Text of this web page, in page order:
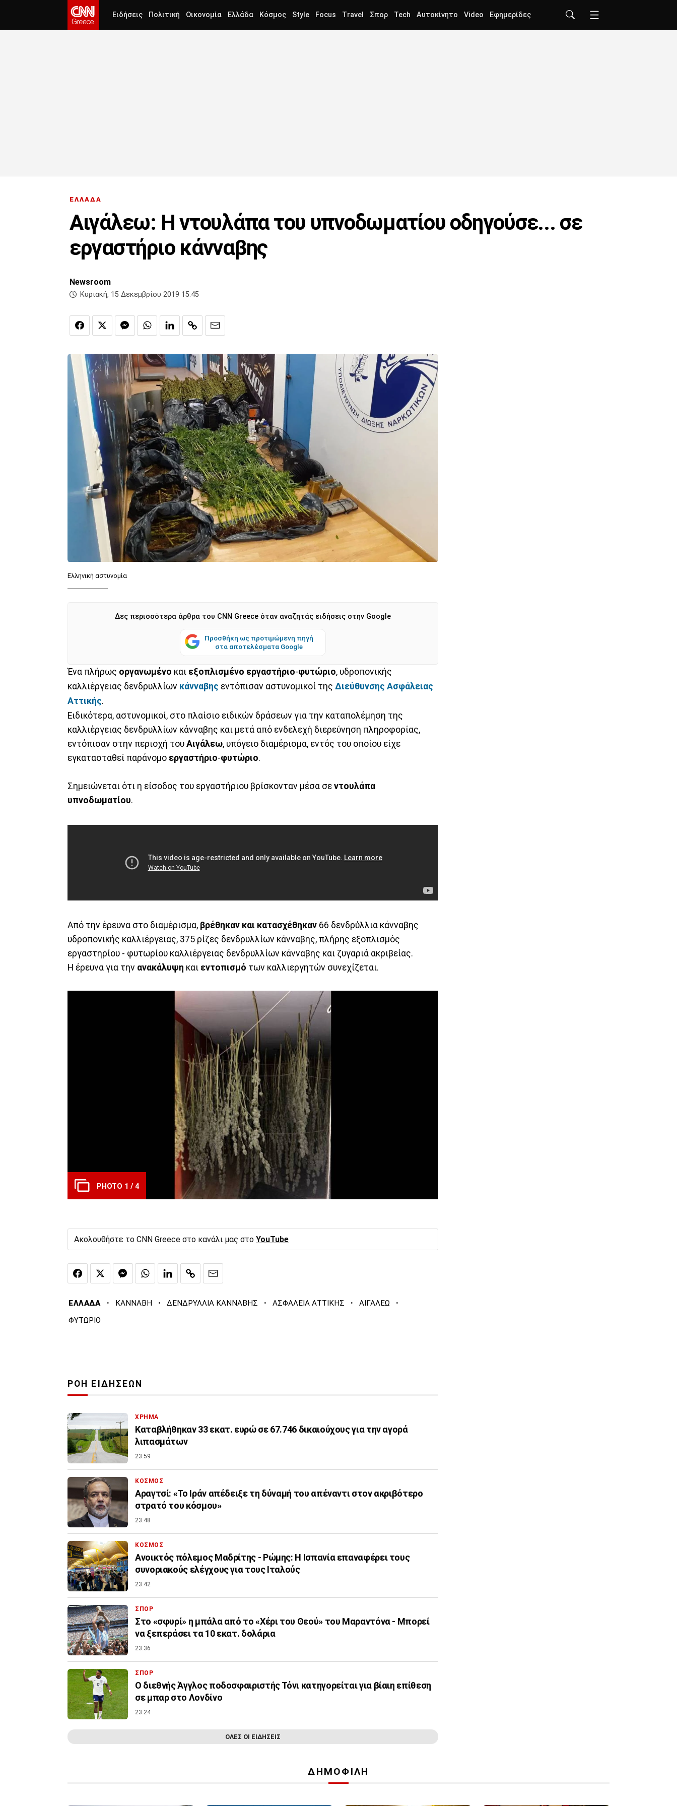
Ειδήσεις Πολιτική Οικονομία Ελλάδα Κόσμος Style Focus Travel Σπορ Tech Αυτοκίνητο Video Εφημερίδες
ΕΛΛΑΔΑ
Αιγάλεω: Η ντουλάπα του υπνοδωματίου οδηγούσε... σε
εργαστήριο κάνναβης
Newsroom
Κυριακή, 15 Δεκεμβρίου 2019 15:45
Ελληνική αστυνομία
Δες περισσότερα άρθρα του CNN Greece όταν αναζητάς ειδήσεις στην Google
Προσθήκη ως προτιμώμενη πηγή
στα αποτελέσματα Google
Ένα πλήρως οργανωμένο και εξοπλισμένο εργαστήριο-φυτώριο, υδροπονικής
καλλιέργειας δενδρυλλίων κάνναβης εντόπισαν αστυνομικοί της Διεύθυνσης Ασφάλειας
Αττικής.
Ειδικότερα, αστυνομικοί, στο πλαίσιο ειδικών δράσεων για την καταπολέμηση της
καλλιέργειας δενδρυλλίων κάνναβης και μετά από ενδελεχή διερεύνηση πληροφορίας,
εντόπισαν στην περιοχή του Αιγάλεω, υπόγειο διαμέρισμα, εντός του οποίου είχε
εγκατασταθεί παράνομο εργαστήριο-φυτώριο.
Σημειώνεται ότι η είσοδος του εργαστήριου βρίσκονταν μέσα σε ντουλάπα
υπνοδωματίου.
Από την έρευνα στο διαμέρισμα, βρέθηκαν και κατασχέθηκαν 66 δενδρύλλια κάνναβης
υδροπονικής καλλιέργειας, 375 ρίζες δενδρυλλίων κάνναβης, πλήρης εξοπλισμός
εργαστηρίου - φυτωρίου καλλιέργειας δενδρυλλίων κάνναβης και ζυγαριά ακριβείας.
Η έρευνα για την ανακάλυψη και εντοπισμό των καλλιεργητών συνεχίζεται.
PHOTO 1 / 4
Ακολουθήστε το CNN Greece στο κανάλι μας στο YouTube
ΕΛΛΑΔΑ · ΚΑΝΝΑΒΗ · ΔΕΝΔΡΥΛΛΙΑ ΚΑΝΝΑΒΗΣ · ΑΣΦΑΛΕΙΑ ΑΤΤΙΚΗΣ · ΑΙΓΑΛΕΩ ·
ΦΥΤΩΡΙΟ
ΡΟΗ ΕΙΔΗΣΕΩΝ
ΧΡΗΜΑ
Καταβλήθηκαν 33 εκατ. ευρώ σε 67.746 δικαιούχους για την αγορά
λιπασμάτων
23:59
ΚΟΣΜΟΣ
Αραγτσί: «Το Ιράν απέδειξε τη δύναμή του απέναντι στον ακριβότερο
στρατό του κόσμου»
23:48
ΚΟΣΜΟΣ
Ανοικτός πόλεμος Μαδρίτης - Ρώμης: Η Ισπανία επαναφέρει τους
συνοριακούς ελέγχους για τους Ιταλούς
23:42
ΣΠΟΡ
Στο «σφυρί» η μπάλα από το «Χέρι του Θεού» του Μαραντόνα - Μπορεί
να ξεπεράσει τα 10 εκατ. δολάρια
23:36
ΣΠΟΡ
Ο διεθνής Άγγλος ποδοσφαιριστής Τόνι κατηγορείται για βίαιη επίθεση
σε μπαρ στο Λονδίνο
23:24
ΟΛΕΣ ΟΙ ΕΙΔΗΣΕΙΣ
ΔΗΜΟΦΙΛΗ